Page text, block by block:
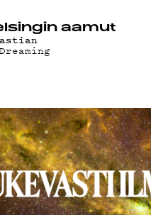
aamut